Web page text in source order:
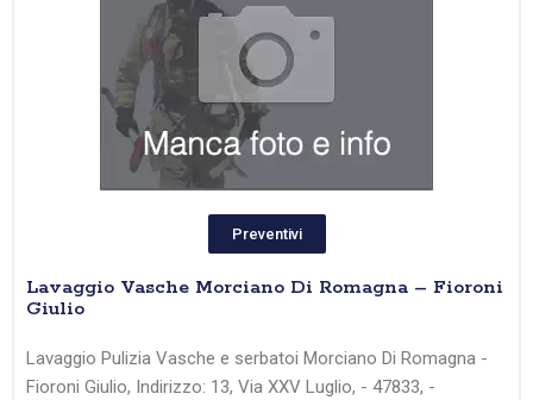
Preventivi
Lavaggio Vasche Morciano Di Romagna – Fioroni
Giulio
Lavaggio Pulizia Vasche e serbatoi Morciano Di Romagna -
Fioroni Giulio, Indirizzo: 13, Via XXV Luglio, - 47833, -